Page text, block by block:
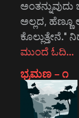
ಅಲ್ಲದ, ಹೆಣ್ಣೂ
ಕೊಲ್ಲುತ್ತೇನೆ."
ಮುಂದೆ ಓದಿ…
ಭ್ರಮಣ – ೧